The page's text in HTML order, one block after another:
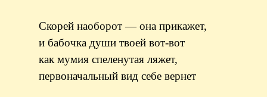
Скорей наоборот — она прикажет,
и бабочка души твоей вот-вот
как мумия спеленутая ляжет,
первоначальный вид себе вернет